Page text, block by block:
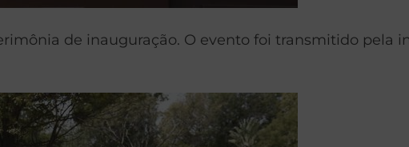
de inauguração. O evento foi transmitido pela